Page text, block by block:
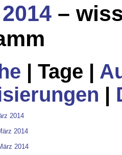
–
| Tage |
2014
2014
2014